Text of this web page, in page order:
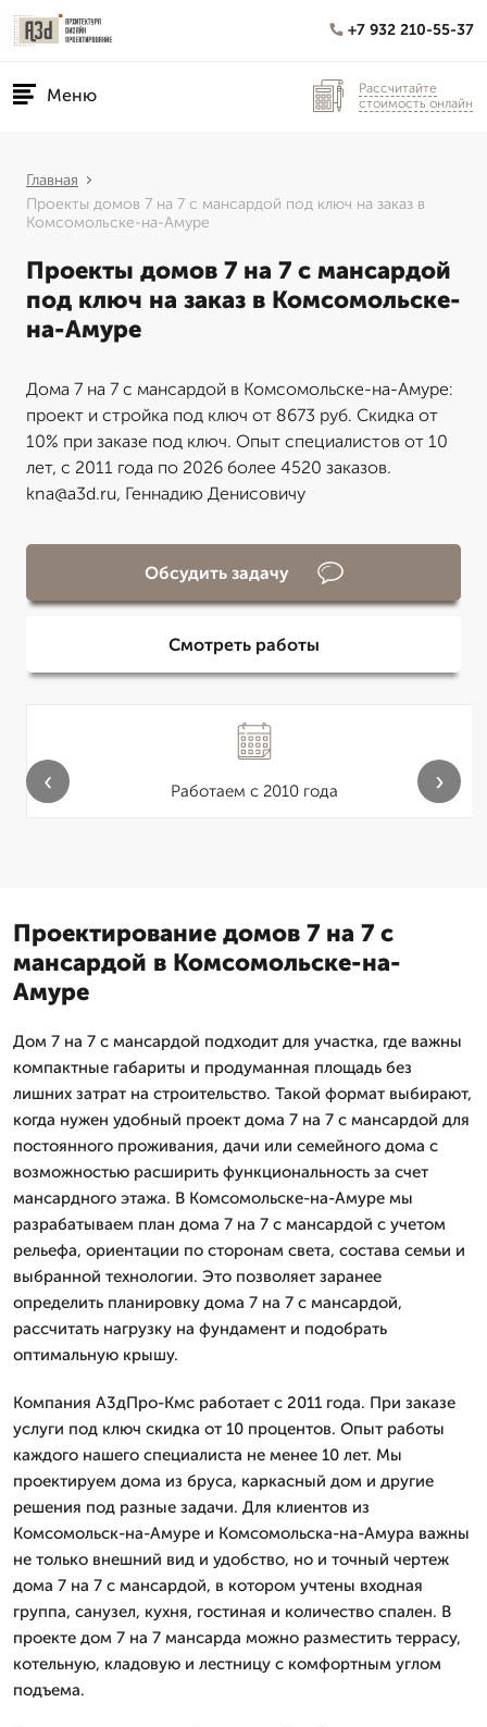
+7 932 210-55-37
Меню
Рассчитайте
стоимость онлайн
Главная
Проекты домов 7 на 7 с мансардой под ключ на заказ в
Комсомольске-на-Амуре
Проекты домов 7 на 7 с мансардой
под ключ на заказ в Комсомольске-
на-Амуре
Дома 7 на 7 с мансардой в Комсомольске-на-Амуре:
проект и стройка под ключ от 8673 руб. Скидка от
10% при заказе под ключ. Опыт специалистов от 10
лет, с 2011 года по 2026 более 4520 заказов.
kna@a3d.ru, Геннадию Денисовичу
Обсудить задачу
Смотреть работы
Работаем с 2010 года
‹ ›
Проектирование домов 7 на 7 с
мансардой в Комсомольске-на-
Амуре
Дом 7 на 7 с мансардой подходит для участка, где важны
компактные габариты и продуманная площадь без
лишних затрат на строительство. Такой формат выбирают,
когда нужен удобный проект дома 7 на 7 с мансардой для
постоянного проживания, дачи или семейного дома с
возможностью расширить функциональность за счет
мансардного этажа. В Комсомольске-на-Амуре мы
разрабатываем план дома 7 на 7 с мансардой с учетом
рельефа, ориентации по сторонам света, состава семьи и
выбранной технологии. Это позволяет заранее
определить планировку дома 7 на 7 с мансардой,
рассчитать нагрузку на фундамент и подобрать
оптимальную крышу.
Компания А3дПро-Кмс работает с 2011 года. При заказе
услуги под ключ скидка от 10 процентов. Опыт работы
каждого нашего специалиста не менее 10 лет. Мы
проектируем дома из бруса, каркасный дом и другие
решения под разные задачи. Для клиентов из
Комсомольск-на-Амуре и Комсомольска-на-Амура важны
не только внешний вид и удобство, но и точный чертеж
дома 7 на 7 с мансардой, в котором учтены входная
группа, санузел, кухня, гостиная и количество спален. В
проекте дом 7 на 7 мансарда можно разместить террасу,
котельную, кладовую и лестницу с комфортным углом
подъема.